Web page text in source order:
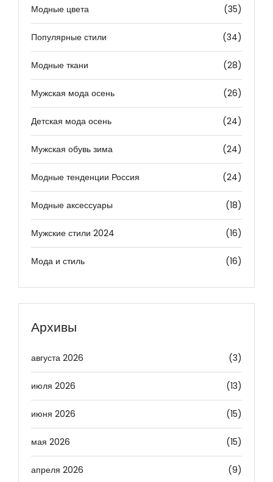
Модные цвета (35)
Популярные стили (34)
Модные ткани (28)
Мужская мода осень (26)
Детская мода осень (24)
Мужская обувь зима (24)
Модные тенденции Россия (24)
Модные аксессуары (18)
Мужские стили 2024 (16)
Мода и стиль (16)
Архивы
августа 2026 (3)
июля 2026 (13)
июня 2026 (15)
мая 2026 (15)
апреля 2026 (9)